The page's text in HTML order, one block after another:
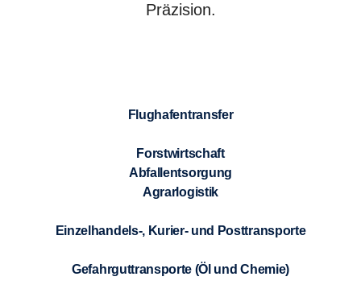
Präzision.
Flughafentransfer
Forstwirtschaft
Abfallentsorgung
Agrarlogistik
Einzelhandels-, Kurier- und Posttransporte
Gefahrguttransporte (Öl und Chemie)